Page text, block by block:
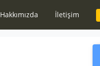
Hakkımızda İletişim